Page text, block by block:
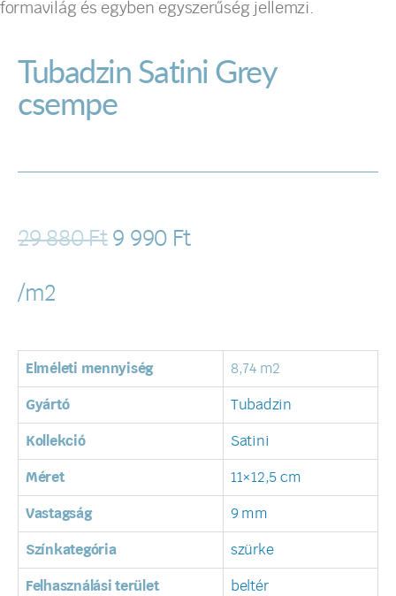
formavilág és egyben egyszerűség jellemzi.
Tubadzin Satini Grey
csempe
29 880Ft 9 990 Ft
/m2
Elméleti mennyiség 8,74 m2
Gyártó Tubadzin
Kollekció Satini
Méret 11×12,5 cm
Vastagság 9 mm
Színkategória szürke
Felhasználási terület beltér